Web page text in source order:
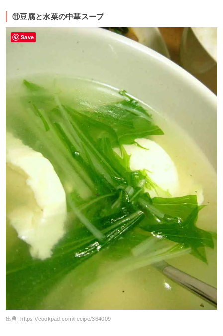
⑪豆腐と水菜の中華スープ
出典:https://cookpad.com/recipe/364009
Save